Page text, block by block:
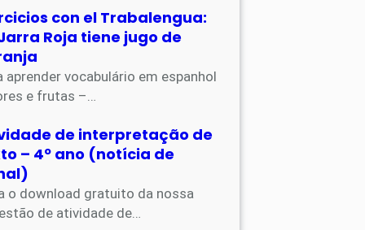
con el Trabalengua:
Roja tiene jugo de
aprender vocabulário em espanhol
e frutas –…
de interpretação de
– 4º ano (notícia de
o download gratuito da nossa
de atividade de…